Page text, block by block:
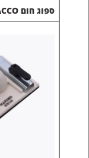
ספוג חום TOBACCO איטלקי